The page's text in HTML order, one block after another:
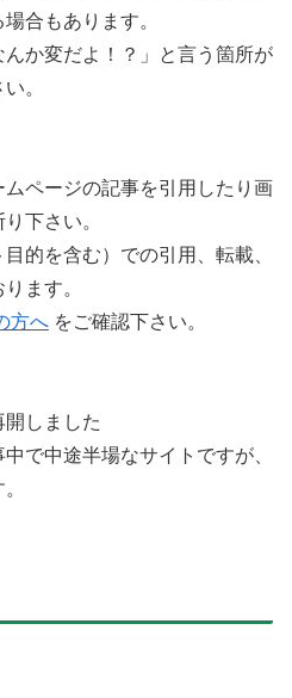
合もあります。
か変だよ！？」と言う箇所が
。
ページの記事を引用したり画
下さい。
的を含む）での引用、転載、
ます。
方へ をご確認下さい。
しました
で中途半場なサイトですが、